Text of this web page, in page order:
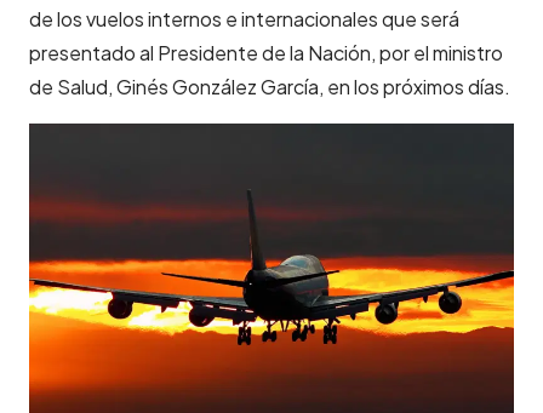
de los vuelos internos e internacionales que será
presentado al Presidente de la Nación, por el ministro
de Salud, Ginés González García, en los próximos días.